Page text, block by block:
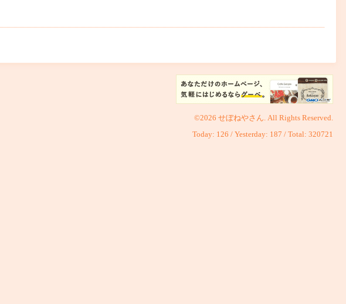
©2026 せぼねやさん . All Rights Reserved.
Today: 126 / Yesterday: 187 / Total: 320721